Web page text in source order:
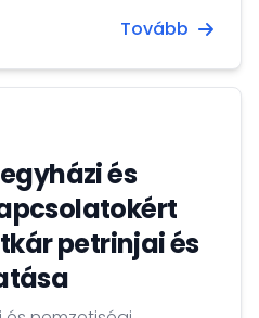
Tovább
és
petrinjai és